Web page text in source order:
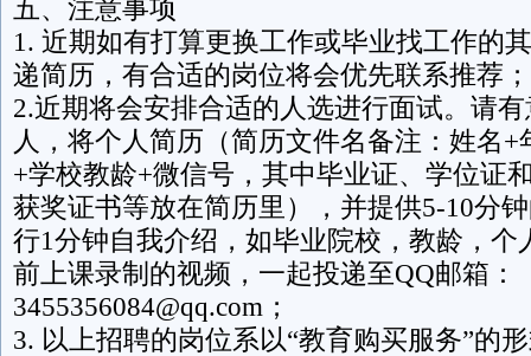
五、注意事项
1. 近期如有打算更换工作或毕业找工作的
递简历，有合适的岗位将会优先联系推荐；
2.近期将会安排合适的人选进行面试。请
人，将个人简历（简历文件名备注：姓名
+学校教龄+微信号，其中毕业证、学位证
获奖证书等放在简历里），并提供5-10分
行1分钟自我介绍，如毕业院校，教龄，个
前上课录制的视频，一起投递至QQ邮箱：
3455356084@qq.com；
3. 以上招聘的岗位系以“教育购买服务”的